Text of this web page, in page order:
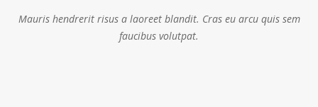
Mauris hendrerit risus a laoreet blandit. Cras eu arcu quis sem
faucibus volutpat.